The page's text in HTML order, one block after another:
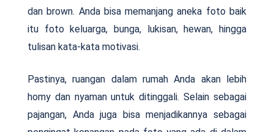
dan brown. Anda bisa memanjang aneka foto baik
itu foto keluarga, bunga, lukisan, hewan, hingga
tulisan kata-kata motivasi.
Pastinya, ruangan dalam rumah Anda akan lebih
homy dan nyaman untuk ditinggali. Selain sebagai
pajangan, Anda juga bisa menjadikannya sebagai